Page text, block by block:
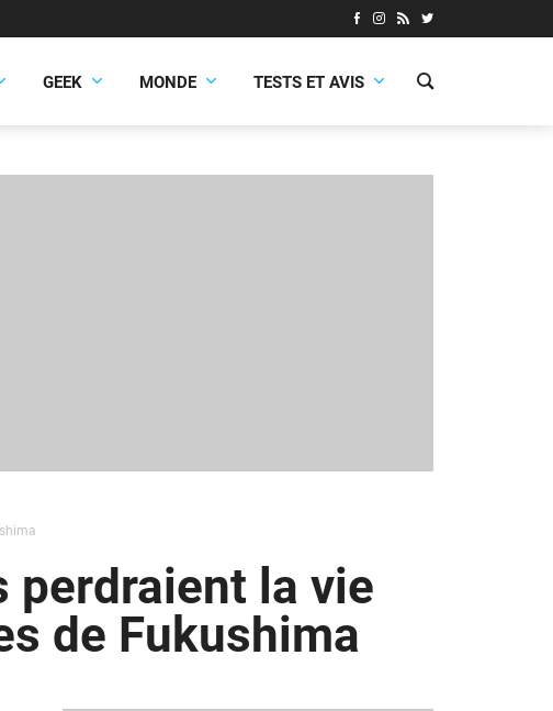
GEEK MONDE TESTS ET AVIS
perdraient la vie
de Fukushima